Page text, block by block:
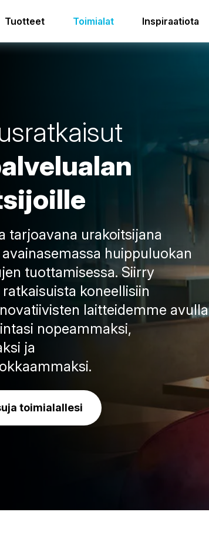
Tuotteet Toimialat Inspiraatiota
sratkaisut
alvelualan
sijoille
tarjoavana urakoitsijana
huippuluokan
tuottamisessa. Siirry
koneellisiin
laitteidemme avulla
nopeammaksi,
ja
toimialallesi